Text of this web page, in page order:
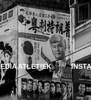
ATLETIEK